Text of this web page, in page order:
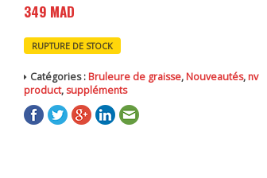
349 MAD
RUPTURE DE STOCK
Catégories : Bruleure de graisse, Nouveautés, nv
product, suppléments